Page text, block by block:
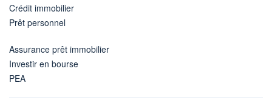
Crédit immobilier
Prêt personnel
Assurance prêt immobilier
Investir en bourse
PEA